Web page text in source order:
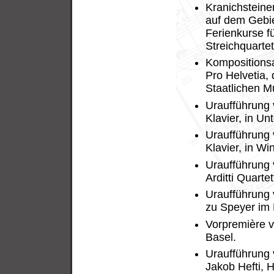
auf dem
Ferienkurse
Pro Helvetia,
Staatlichen
Uraufführung
Klavier, in
Uraufführung
Klavier, in
Uraufführung
Arditti
Uraufführung
zu Speyer im
Vorpremière
Basel.
Uraufführung
Jakob Hefti,